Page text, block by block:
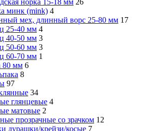
норка 15-18 мм 26
минк (mink) 4
мех, длинный ворс 25-80 мм 17
25-40 мм 4
40-50 мм 3
50-60 мм 3
60-70 мм 1
80 мм 6
8
97
34
глянцевые 4
матовые 2
прозрачные со зрачком 12
дурашки/крейзи/косые 7